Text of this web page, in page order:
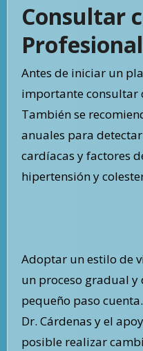
Consultar
Antes de iniciar un
importante consultar
También se
anuales para
cardíacas y factores
hipertensión y
Adoptar un estilo de
un proceso gradual y
pequeño paso
Dr. Cárdenas y el
posible realizar